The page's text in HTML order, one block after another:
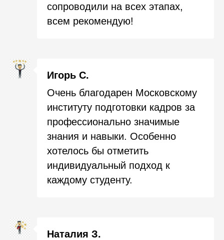
сопроводили на всех этапах,
всем рекомендую!
Игорь С.
Очень благодарен Московскому
институту подготовки кадров за
профессионально значимые
знания и навыки. Особенно
хотелось бы отметить
индивидуальный подход к
каждому студенту.
Наталия З.